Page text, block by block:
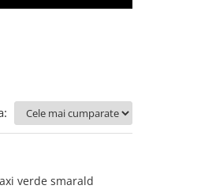
verde smarald